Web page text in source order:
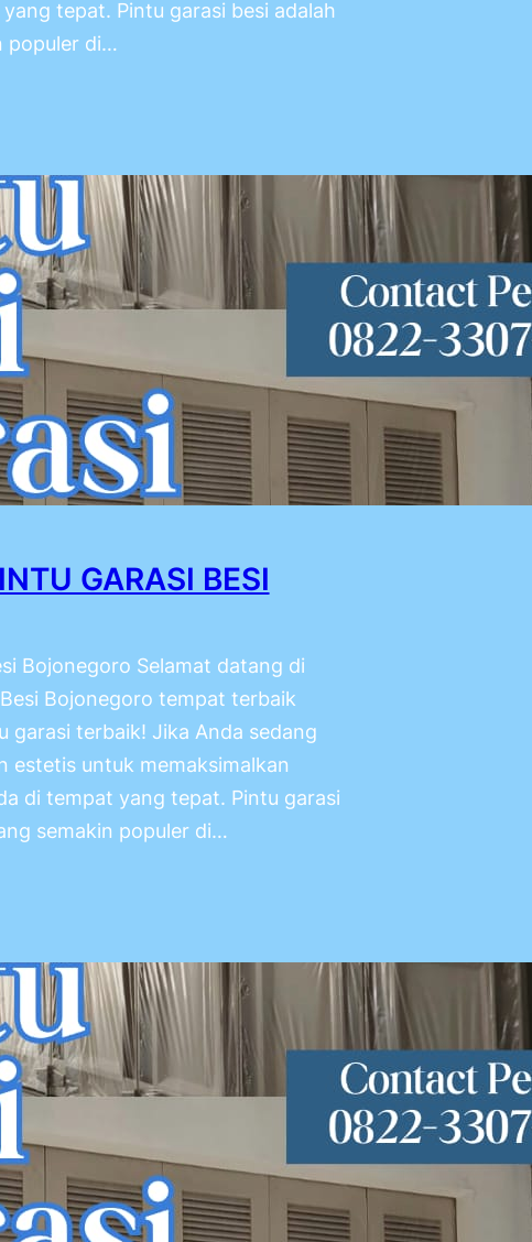
tepat. Pintu garasi besi adalah
populer di…
GARASI BESI
Bojonegoro Selamat datang di
Bojonegoro tempat terbaik
garasi terbaik! Jika Anda sedang
estetis untuk memaksimalkan
di tempat yang tepat. Pintu garasi
semakin populer di…